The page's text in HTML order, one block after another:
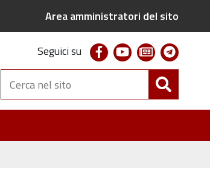
Area amministratori del sito
Seguici su facebookyoutubenewsletter
Cerca
nel
sito